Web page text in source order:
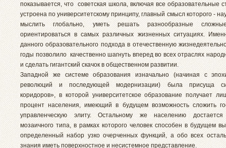
показывается, что советская школа, включая все образовательные
устроена по университетскому принципу, главный смысл которого -
мыслить глобально, уметь решать разнообразные
ориентироваться в самых различных жизненных ситуациях.
данного образовательного подхода в отечественную
годы позволило качественно шагнуть вперед во всех отраслях
и сделать гигантский скачок в общественном развитии.
Западной же системе образования изначально (начиная с
революций и последующей модернизации) была присуща
коридоров», в которой университетское образование получает
процент населения, имеющий в будущем возможность сложить
управленческую элиту. Остальному же населению достается
мозаичного типа, в рамках которого человек способен в будущем
определенный набор узко очерченных функций, а обо всех
знания иметь поверхностное и несистемное представление.